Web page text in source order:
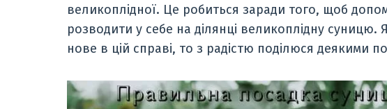
великоплідної. Це робиться заради того, щоб
розводити у себе на ділянці великоплідну
нове в цій справі, то з радістю поділюся деякими